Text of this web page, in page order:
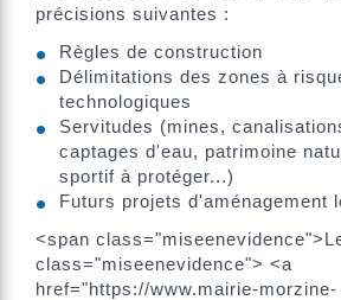
précisions suivantes :
Règles de construction
Délimitations des zones à
technologiques
Servitudes (mines,
captages d'eau, patrimoine
sportif à protéger...)
Futurs projets d'aménagement
<span
class="miseenevidence"> <a
href="https://www.mairie-morzine-